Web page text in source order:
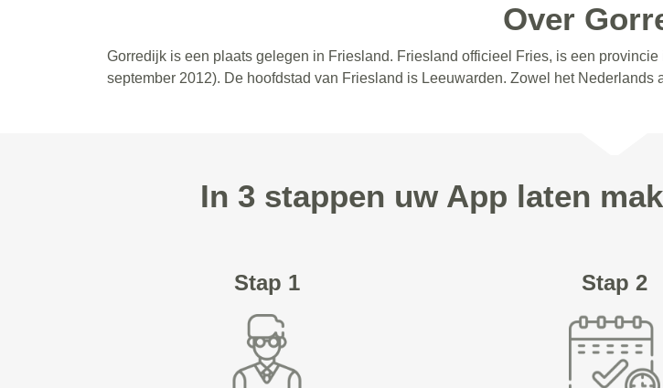
Over
Gorredijk is een plaats gelegen in Friesland. Friesland officieel Fries, is een
september 2012). De hoofdstad van Friesland is Leeuwarden. Zowel het
In 3 stappen uw App laten
Stap 1 Stap 2